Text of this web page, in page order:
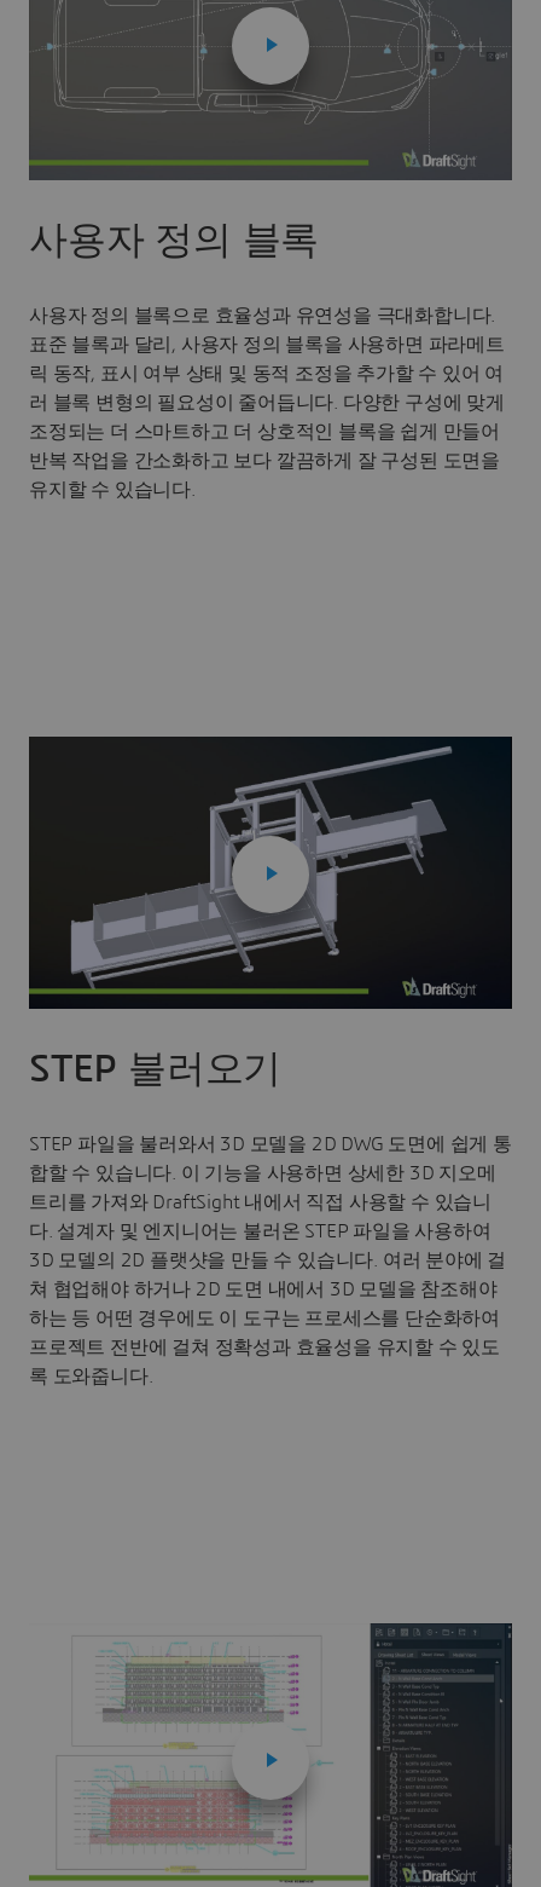
사용자 정의 블록
사용자 정의 블록으로 효율성과 유연성을 극대화합니다.
표준 블록과 달리, 사용자 정의 블록을 사용하면 파라메트
릭 동작, 표시 여부 상태 및 동적 조정을 추가할 수 있어 여
러 블록 변형의 필요성이 줄어듭니다. 다양한 구성에 맞게
조정되는 더 스마트하고 더 상호적인 블록을 쉽게 만들어
반복 작업을 간소화하고 보다 깔끔하게 잘 구성된 도면을
유지할 수 있습니다.
STEP 불러오기
STEP 파일을 불러와서 3D 모델을 2D DWG 도면에 쉽게 통
합할 수 있습니다. 이 기능을 사용하면 상세한 3D 지오메
트리를 가져와 DraftSight 내에서 직접 사용할 수 있습니
다. 설계자 및 엔지니어는 불러온 STEP 파일을 사용하여
3D 모델의 2D 플랫샷을 만들 수 있습니다. 여러 분야에 걸
쳐 협업해야 하거나 2D 도면 내에서 3D 모델을 참조해야
하는 등 어떤 경우에도 이 도구는 프로세스를 단순화하여
프로젝트 전반에 걸쳐 정확성과 효율성을 유지할 수 있도
록 도와줍니다.